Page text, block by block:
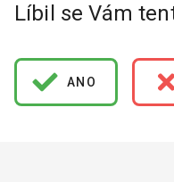
Líbil se Vám
ANO